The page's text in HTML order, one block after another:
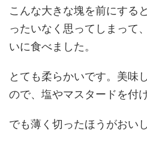
こんな大きな塊を前にする
ったいなく思ってしまって
いに食べました。
とても柔らかいです。美味
ので、塩やマスタードを付け
でも薄く切ったほうがおい